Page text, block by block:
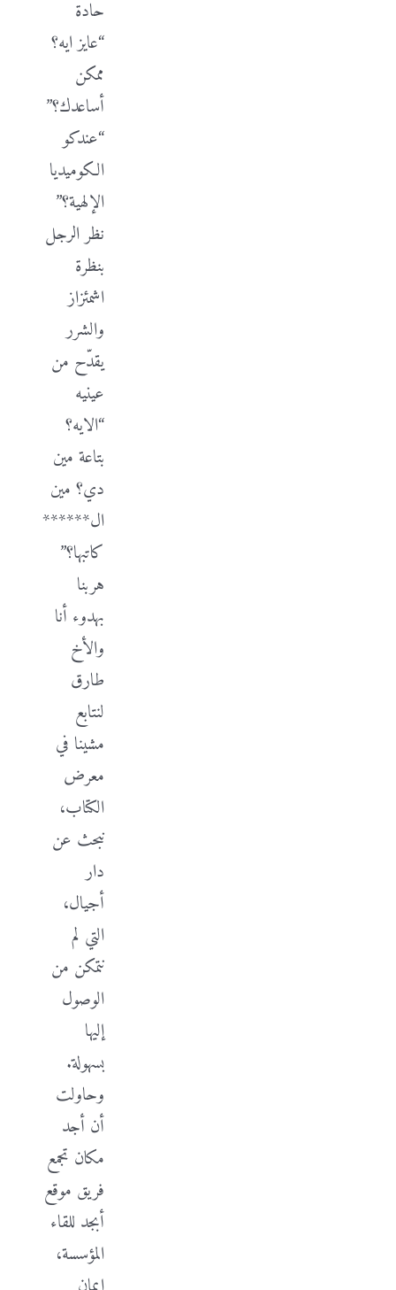
حادة
“عايز ايه؟
ممكن
أساعدك؟”
“عندكو
الكوميديا
الإلهية؟”
نظر الرجل
بنظرة
اشمئزاز
والشرر
يقدّح من
عينيه
“الايه؟
بتاعة مين
دي؟ مين
ال******
كاتبها؟”
هربنا
بهدوء أنا
والأخ
طارق
لنتابع
مشينا في
معرض
الكتاب،
نبحث عن
دار
أجيال،
التي لم
نتمكن من
الوصول
إليها
بسهولة.
وحاولت
أن أجد
مكان تجمع
فريق موقع
أبجد للقاء
المؤسسة،